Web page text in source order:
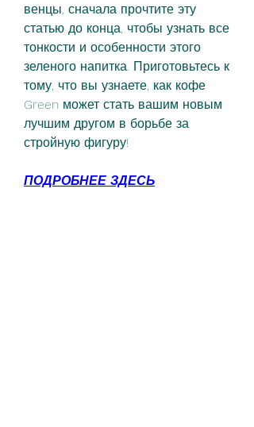
венцы, сначала прочтите эту
статью до конца, чтобы узнать все
тонкости и особенности этого
зеленого напитка. Приготовьтесь к
тому, что вы узнаете, как кофе
Green может стать вашим новым
лучшим другом в борьбе за
стройную фигуру!
ПОДРОБНЕЕ ЗДЕСЬ